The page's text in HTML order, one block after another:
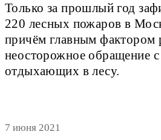
Только за прошлый год
220 лесных пожаров в
причём главным фактором
неосторожное обращение
отдыхающих в лесу.
7 июня 2021